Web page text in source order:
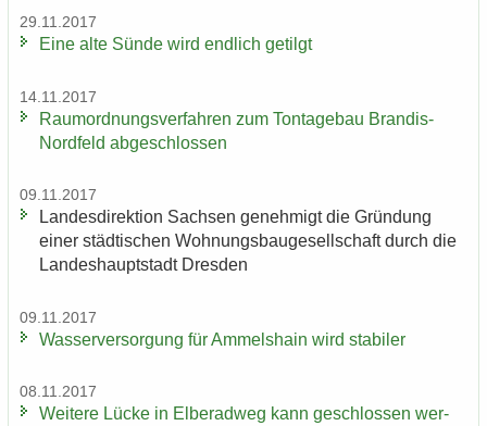
29.11.2017
Eine alte Sünde wird end­lich ge­tilgt
14.11.2017
Raum­ord­nungs­ver­fah­ren zum Ton­ta­ge­bau Brandis-​
Nordfeld ab­ge­schlos­sen
09.11.2017
Lan­des­di­rek­ti­on Sach­sen ge­neh­migt die Grün­dung
einer städ­ti­schen Woh­nungs­bau­ge­sell­schaft durch die
Lan­des­haupt­stadt Dres­den
09.11.2017
Was­ser­ver­sor­gung für Am­mels­hain wird sta­bi­ler
08.11.2017
Wei­te­re Lücke in El­be­rad­weg kann ge­schlos­sen wer­